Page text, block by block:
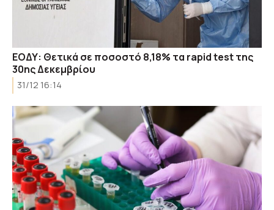
ΕΟΔΥ: Θετικά σε ποσοστό 8,18% τα rapid test της
30ης Δεκεμβρίου
31/12 16:14